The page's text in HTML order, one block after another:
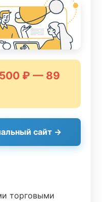
₽ — 89
сайт →
торговыми